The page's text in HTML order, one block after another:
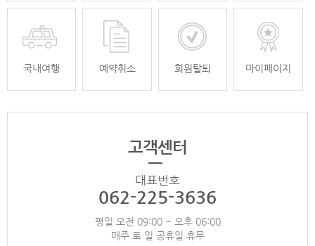
국내여행 예약취소 회원탈퇴 마이페이지
고객센터
대표번호
062-225-3636
평일 오전 09:00 ~ 오후 06:00
매주 토 일 공휴일 휴무